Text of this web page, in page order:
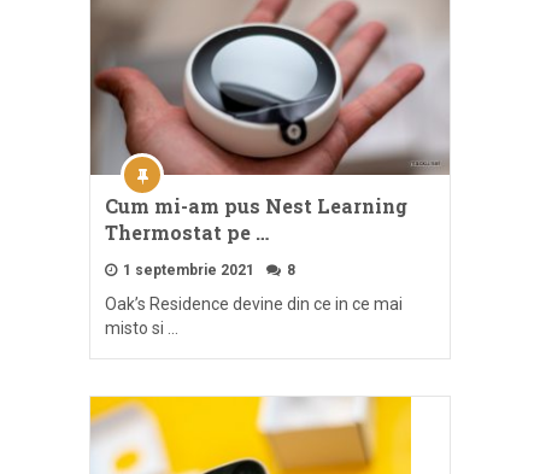
Cum mi-am pus Nest Learning
Thermostat pe …
1 septembrie 2021 8
Oak’s Residence devine din ce in ce mai
misto si …